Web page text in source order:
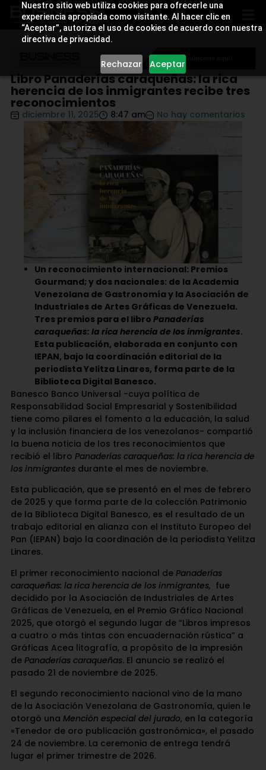
Nuestro sitio web utiliza cookies para ofrecerle una
experiencia apropiada como visitante. Al hacer clic en
“Aceptar”, autoriza el uso de cookies de acuerdo con nuestra
directiva de privacidad.
Rechazar Aceptar
Libro Panaderías caraqueñas: la rica
herencia de los inmigrantes recibe tres
reconocimientos
diciembre 11, 2025 8:47 am No hay comentarios
Un reconocimiento internacional: Premios
Gourmand; y dos nacionales: de la Academia
Venezolana de Gastronomía y la Asociación de
Industriales de Artes Gráficas de Venezuela.
Tres premios para el libro Panaderías
caraqueñas: la rica herencia de los inmigrantes.
Esta publicación, elaborada en conjunto con
IEPAN, bajo la coordinación editorial de la
periodista Yelitza Linares, forma parte de la
Biblioteca Digital Banesco.
Banesco Banco Universal -cuya política de
Responsabilidad Social Empresarial y Sostenibilidad
tiene como pilares el fomento a la educación, la salud
y la inclusión financiera de los venezolanos- compartió
la buena noticia de los tres reconocimientos que
recibió el libro Panaderías caraqueñas: la rica herencia de
los inmigrantesdurante el mes de noviembre.
Esta publicación, que se presentó en el mes de febrero
de 2025 y que forma parte de la colección Patrimonio
de la Biblioteca Digital Banesco, es el resultado de un
trabajo editorial en alianza con el Instituto Europeo del
Pan (IEPAN) bajo la coordinación de la periodista Yelitza
Linares.
El primer reconocimiento nacional de Panaderías
caraqueñas: la rica herencia de los inmigrantes, fue
decidido por la Asociación de Industriales de Artes
Gráficas de Venezuela, en el Premio Gráfico Nacional
2025, que otorgó el segundo lugar de “Libros impresos
a cuatro o más tintas con encuadernación rústica” a
Gráficas Acea litografía, a propósito de la impresión
de Panaderías caraqueñas. El anuncio se realizó el
pasado 21 de noviembre de 2025.
El segundo reconocimiento nacional vino de la mano
de la Asociación Venezolana de Gastronomía, quien le
otorgó una Mención especial del jurado, en la categoría
«Tenedor de oro publicación gastronómica», el pasado
24 de noviembre. La ceremonia de entrega tendrá
lugar el primer trimestre de 2026.